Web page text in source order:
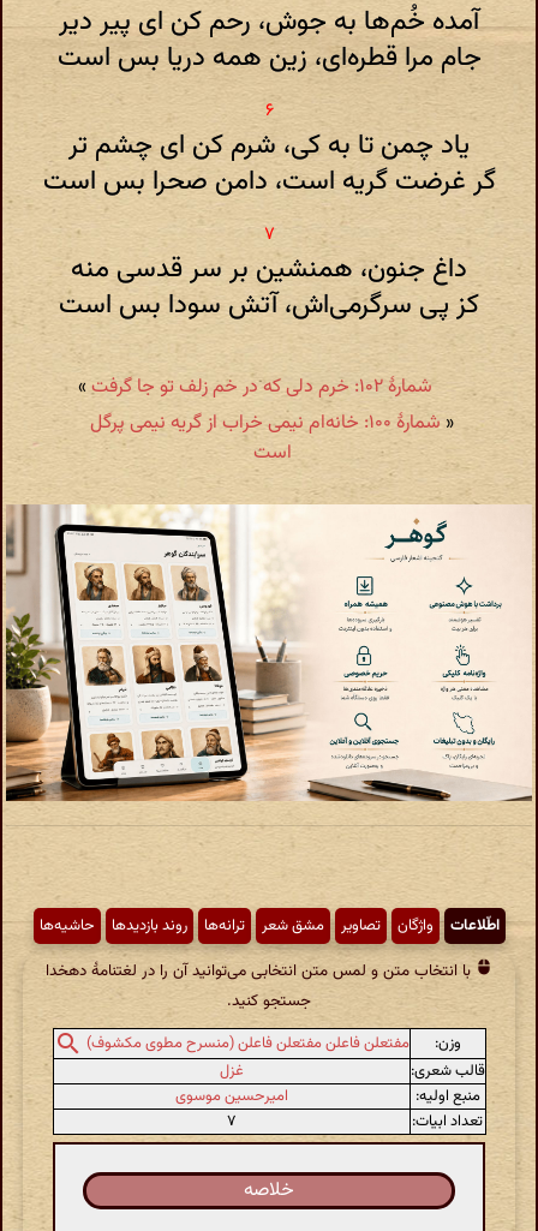
آمده خُم‌ها به جوش، رحم کن ای پیر دیر
جام مرا قطره‌ای، زین همه دریا بس است
یاد چمن تا به کی، شرم کن ای چشم تر
گر غرضت گریه است، دامن صحرا بس است
داغ جنون، همنشین بر سر قدسی منه
کز پی سرگرمی‌اش، آتش سودا بس است
شمارهٔ ۱۰۲: خرم دلی که در خم زلف تو جا گرفت
»
«
شمارهٔ ۱۰۰: خانه‌ام نیمی خراب از گریه نیمی پرگل
است
اطّلاعات واژگان تصاویر مشق شعر ترانه‌ها روند بازدیدها حاشیه‌ها
با انتخاب متن و لمس متن انتخابی می‌توانید آن را در لغتنامهٔ دهخدا
جستجو کنید.
وزن:
مفتعلن فاعلن مفتعلن فاعلن (منسرح مطوی مکشوف)
قالب شعری:
غزل
منبع اولیه:
امیرحسین موسوی
تعداد ابیات:
۷
خلاصه